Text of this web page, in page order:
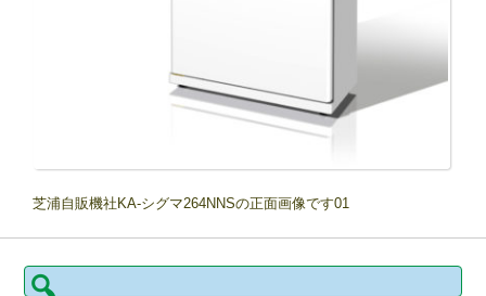
芝浦自販機社KA-シグマ264NNSの正面画像です01
検
索: